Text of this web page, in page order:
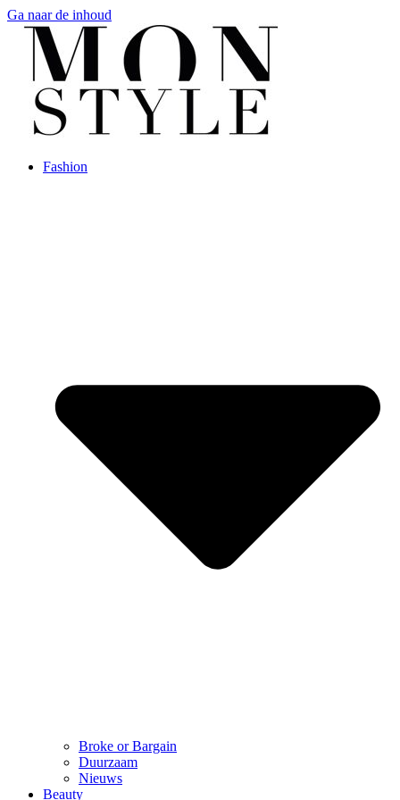
Ga naar de inhoud
Fashion
Broke or Bargain
Duurzaam
Nieuws
Beauty